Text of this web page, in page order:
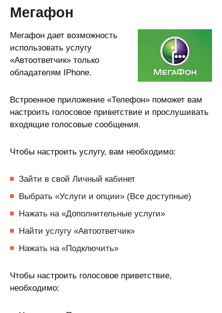
Мегафон
Мегафон дает возможность
использовать услугу
«Автоответчик» только
обладателям IPhone.
Встроенное приложение «Телефон» поможет вам
настроить голосовое приветствие и прослушивать
входящие голосовые сообщения.
Чтобы настроить услугу, вам необходимо:
Зайти в свой Личный кабинет
Выбрать «Услуги и опции» (Все доступные)
Нажать на «Дополнительные услуги»
Найти услугу «Автоответчик»
Нажать на «Подключить»
Чтобы настроить голосовое приветствие,
необходимо: